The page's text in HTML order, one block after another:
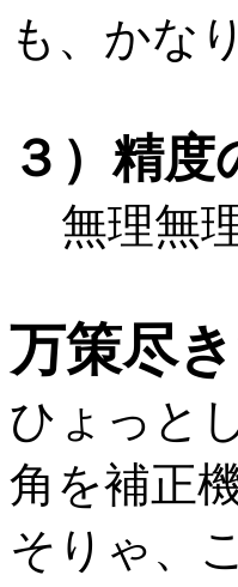
も、かな
３）精
無理無
万策尽
ひょっと
角を補正
そりゃ、